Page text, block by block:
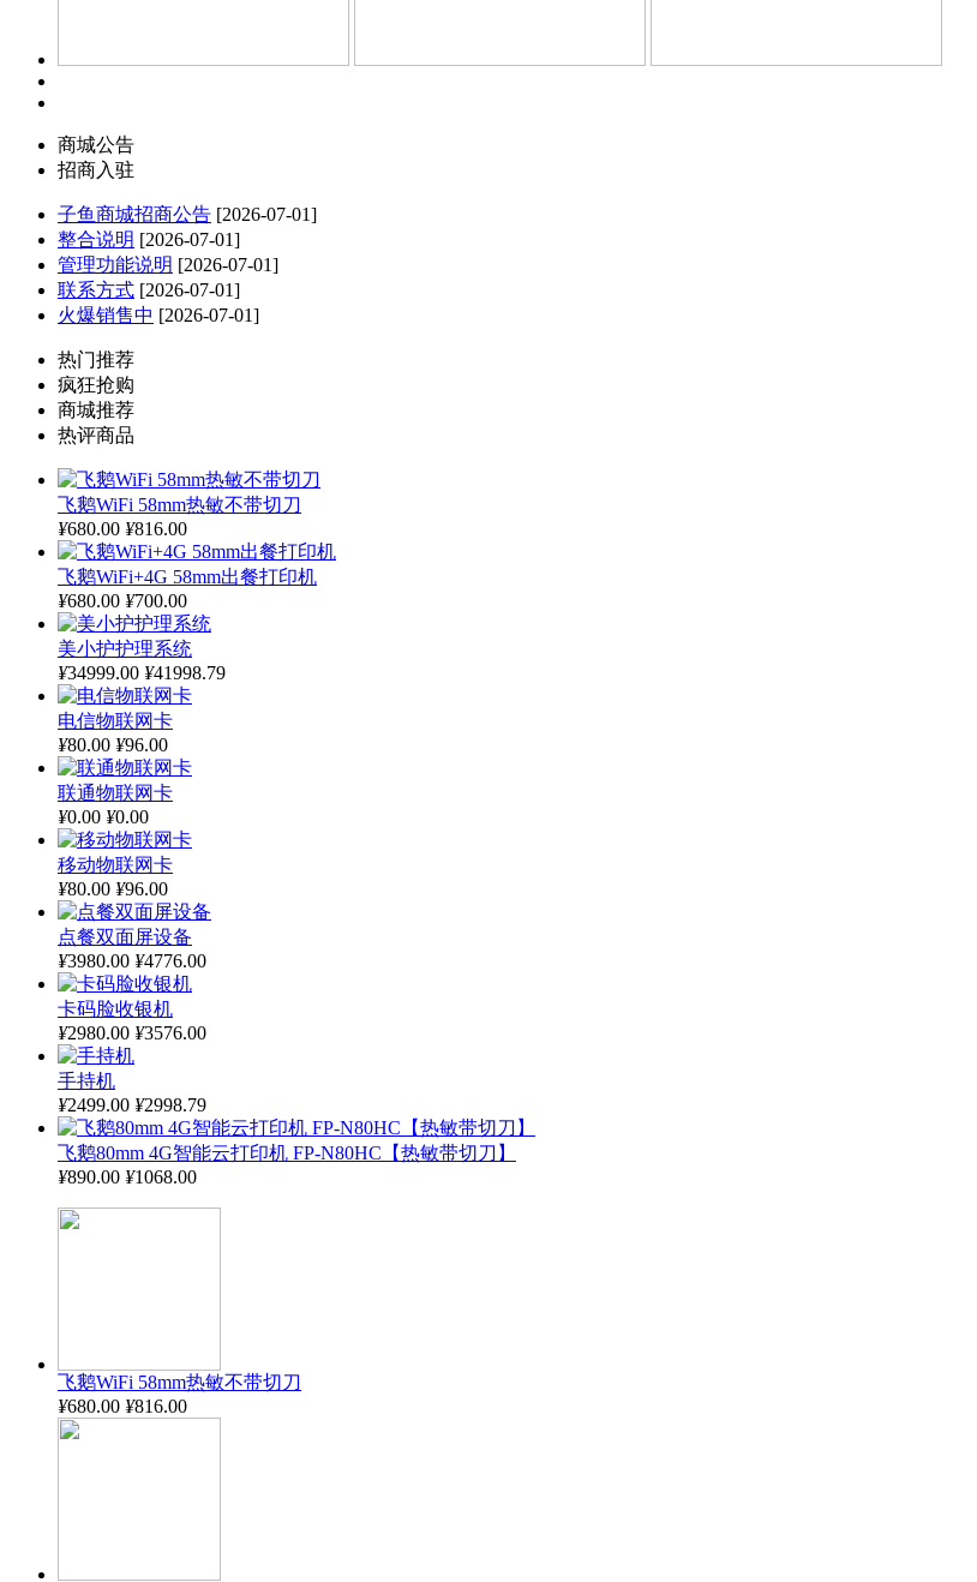
商城公告
招商入驻
子鱼商城招商公告 [2026-07-01]
整合说明 [2026-07-01]
管理功能说明 [2026-07-01]
联系方式 [2026-07-01]
火爆销售中 [2026-07-01]
热门推荐
疯狂抢购
商城推荐
热评商品
飞鹅WiFi 58mm热敏不带切刀
¥680.00 ¥816.00
飞鹅WiFi+4G 58mm出餐打印机
¥680.00 ¥700.00
美小护护理系统
¥34999.00 ¥41998.79
电信物联网卡
¥80.00 ¥96.00
联通物联网卡
¥0.00 ¥0.00
移动物联网卡
¥80.00 ¥96.00
点餐双面屏设备
¥3980.00 ¥4776.00
卡码脸收银机
¥2980.00 ¥3576.00
手持机
¥2499.00 ¥2998.79
飞鹅80mm 4G智能云打印机 FP-N80HC【热敏带切刀】
¥890.00 ¥1068.00
飞鹅WiFi 58mm热敏不带切刀
¥680.00 ¥816.00